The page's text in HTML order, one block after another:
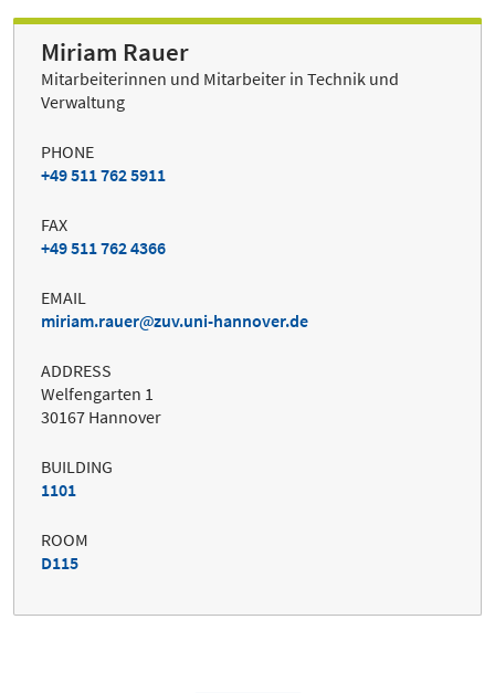
Miriam Rauer
Mitarbeiterinnen und Mitarbeiter in Technik und
Verwaltung
PHONE
+49 511 762 5911
FAX
+49 511 762 4366
EMAIL
miriam.rauer
zuv.uni-hannover.de
ADDRESS
Welfengarten 1
30167 Hannover
BUILDING
1101
ROOM
D115